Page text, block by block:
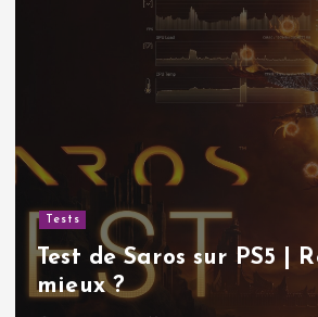
Tests
Test de Saros sur PS5 |
mieux ?